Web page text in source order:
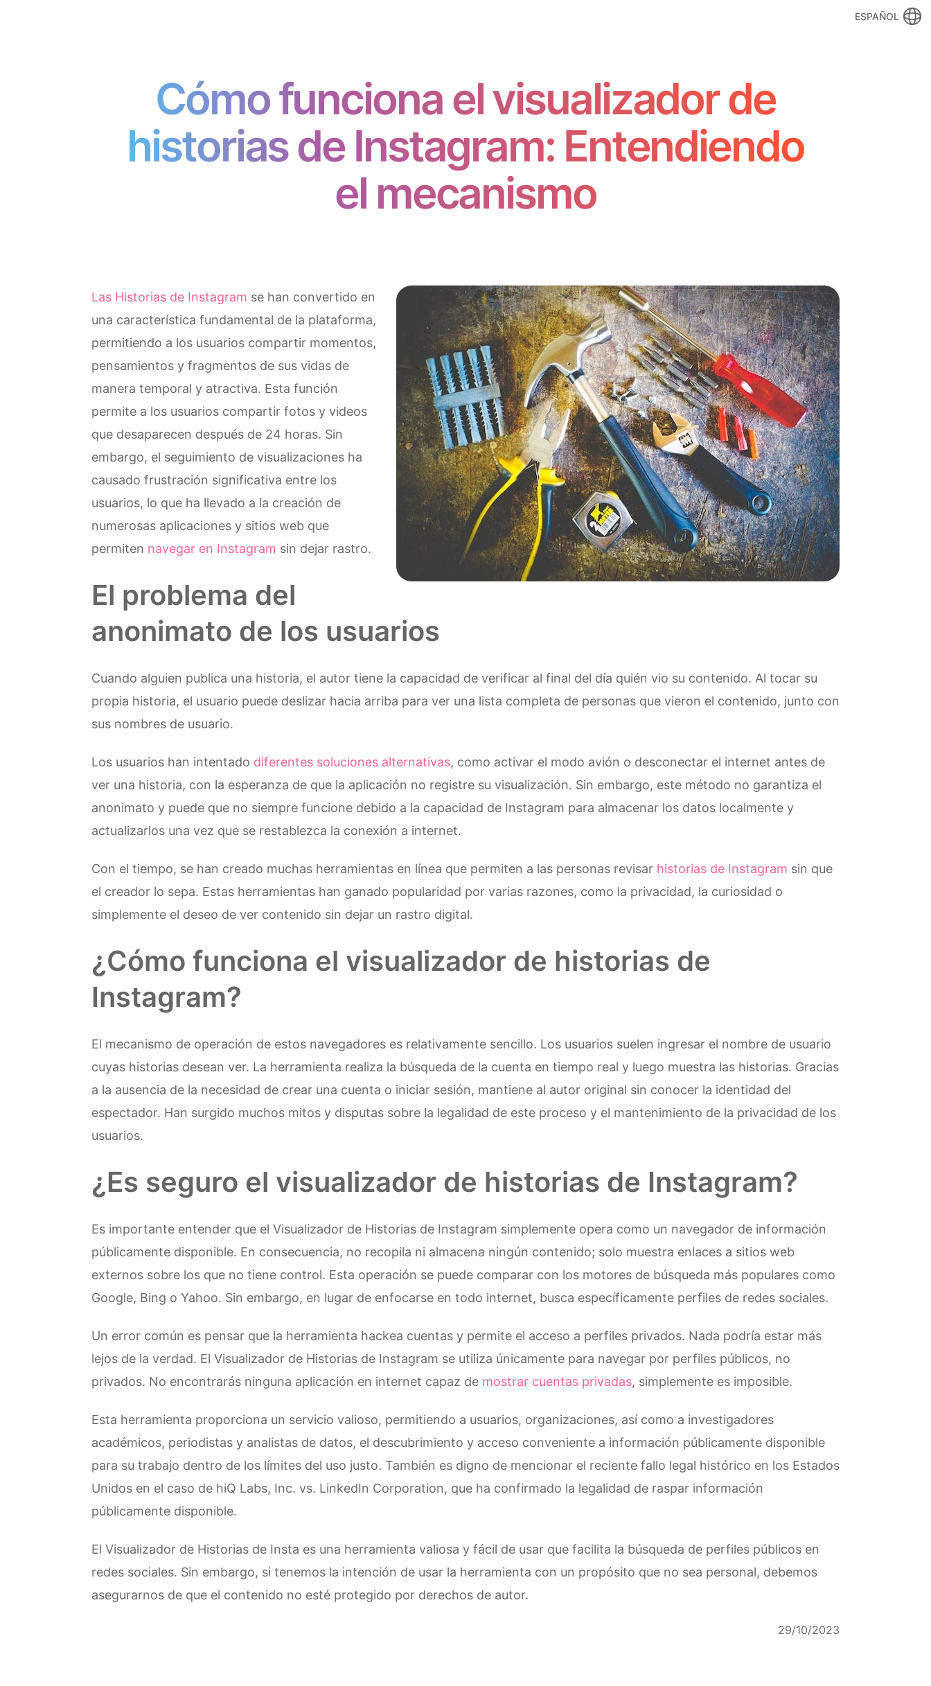
ESPAÑOL
Cómo funciona el visualizador de
historias de Instagram: Entendiendo
el mecanismo
Las Historias de Instagram se han convertido en
una característica fundamental de la plataforma,
permitiendo a los usuarios compartir momentos,
pensamientos y fragmentos de sus vidas de
manera temporal y atractiva. Esta función
permite a los usuarios compartir fotos y videos
que desaparecen después de 24 horas. Sin
embargo, el seguimiento de visualizaciones ha
causado frustración significativa entre los
usuarios, lo que ha llevado a la creación de
numerosas aplicaciones y sitios web que
permiten navegar en Instagram sin dejar rastro.
El problema del
anonimato de los usuarios
Cuando alguien publica una historia, el autor tiene la capacidad de verificar al final del día quién vio su contenido. Al tocar su
propia historia, el usuario puede deslizar hacia arriba para ver una lista completa de personas que vieron el contenido, junto con
sus nombres de usuario.
Los usuarios han intentado diferentes soluciones alternativas, como activar el modo avión o desconectar el internet antes de
ver una historia, con la esperanza de que la aplicación no registre su visualización. Sin embargo, este método no garantiza el
anonimato y puede que no siempre funcione debido a la capacidad de Instagram para almacenar los datos localmente y
actualizarlos una vez que se restablezca la conexión a internet.
Con el tiempo, se han creado muchas herramientas en línea que permiten a las personas revisar historias de Instagram sin que
el creador lo sepa. Estas herramientas han ganado popularidad por varias razones, como la privacidad, la curiosidad o
simplemente el deseo de ver contenido sin dejar un rastro digital.
¿Cómo funciona el visualizador de historias de
Instagram?
El mecanismo de operación de estos navegadores es relativamente sencillo. Los usuarios suelen ingresar el nombre de usuario
cuyas historias desean ver. La herramienta realiza la búsqueda de la cuenta en tiempo real y luego muestra las historias. Gracias
a la ausencia de la necesidad de crear una cuenta o iniciar sesión, mantiene al autor original sin conocer la identidad del
espectador. Han surgido muchos mitos y disputas sobre la legalidad de este proceso y el mantenimiento de la privacidad de los
usuarios.
¿Es seguro el visualizador de historias de Instagram?
Es importante entender que el Visualizador de Historias de Instagram simplemente opera como un navegador de información
públicamente disponible. En consecuencia, no recopila ni almacena ningún contenido; solo muestra enlaces a sitios web
externos sobre los que no tiene control. Esta operación se puede comparar con los motores de búsqueda más populares como
Google, Bing o Yahoo. Sin embargo, en lugar de enfocarse en todo internet, busca específicamente perfiles de redes sociales.
Un error común es pensar que la herramienta hackea cuentas y permite el acceso a perfiles privados. Nada podría estar más
lejos de la verdad. El Visualizador de Historias de Instagram se utiliza únicamente para navegar por perfiles públicos, no
privados. No encontrarás ninguna aplicación en internet capaz de mostrar cuentas privadas, simplemente es imposible.
Esta herramienta proporciona un servicio valioso, permitiendo a usuarios, organizaciones, así como a investigadores
académicos, periodistas y analistas de datos, el descubrimiento y acceso conveniente a información públicamente disponible
para su trabajo dentro de los límites del uso justo. También es digno de mencionar el reciente fallo legal histórico en los Estados
Unidos en el caso de hiQ Labs, Inc. vs. LinkedIn Corporation, que ha confirmado la legalidad de raspar información
públicamente disponible.
El Visualizador de Historias de Insta es una herramienta valiosa y fácil de usar que facilita la búsqueda de perfiles públicos en
redes sociales. Sin embargo, si tenemos la intención de usar la herramienta con un propósito que no sea personal, debemos
asegurarnos de que el contenido no esté protegido por derechos de autor.
29/10/2023